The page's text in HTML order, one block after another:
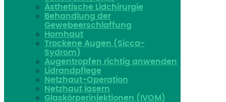
Ästhetische Lidchirurgie
Behandlung der
Gewebeerschlaffung
Hornhaut
Trockene Augen (Sicca-
Sydrom)
Augentropfen richtig anwenden
Lidrandpflege
Netzhaut-Operation
Netzhaut lasern
Glaskörperinjektionen (IVOM)